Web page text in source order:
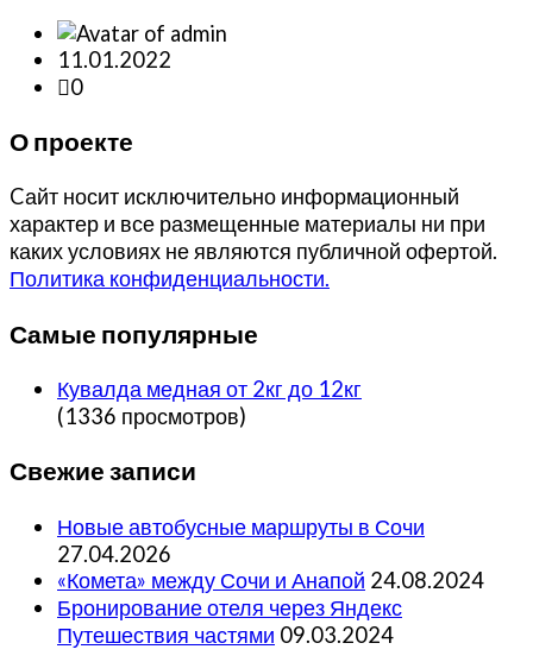
(правообладателям)
11.01.2022
0
О проекте
Cайт носит исключительно информационный
характер и все размещенные материалы ни при
каких условиях не являются публичной офертой.
Политика конфиденциальности.
Самые популярные
Кувалда медная от 2кг до 12кг
(1336 просмотров)
Свежие записи
Новые автобусные маршруты в Сочи
27.04.2026
«Комета» между Сочи и Анапой 24.08.2024
Бронирование отеля через Яндекс
Путешествия частями 09.03.2024